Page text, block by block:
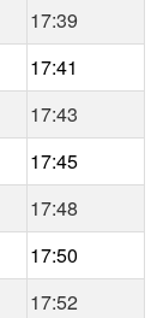
17:39
17:41
17:43
17:45
17:48
17:50
17:52